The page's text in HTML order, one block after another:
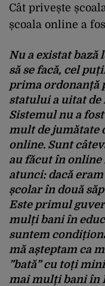
Cât privește
școala online a
Nu a existat bază
să se facă, cel
prima ordonanță
statului a uitat
Sistemul nu a
mult de jumătate
online. Sunt
au făcut în online
atunci: dacă
școlar în două
Este primul
mulți bani în
suntem
mă așteptam ca
”bată” cu toți
mai mulți bani în